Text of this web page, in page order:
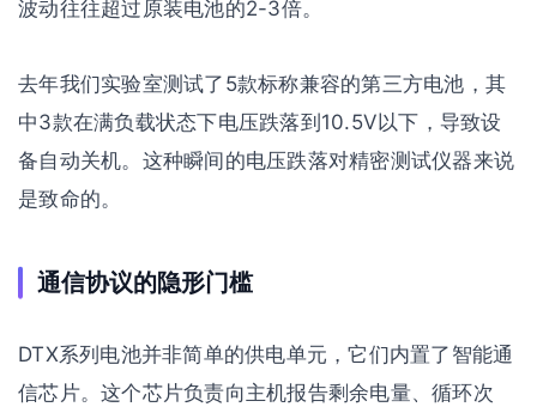
波动往往超过原装电池的2-3倍。
去年我们实验室测试了5款标称兼容的第三方电池，其
中3款在满负载状态下电压跌落到10.5V以下，导致设
备自动关机。这种瞬间的电压跌落对精密测试仪器来说
是致命的。
通信协议的隐形门槛
DTX系列电池并非简单的供电单元，它们内置了智能通
信芯片。这个芯片负责向主机报告剩余电量、循环次